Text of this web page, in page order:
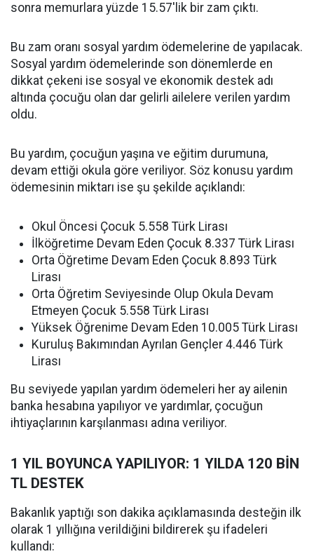
sonra memurlara yüzde 15.57'lik bir zam çıktı.
Bu zam oranı sosyal yardım ödemelerine de yapılacak.
Sosyal yardım ödemelerinde son dönemlerde en
dikkat çekeni ise sosyal ve ekonomik destek adı
altında çocuğu olan dar gelirli ailelere verilen yardım
oldu.
Bu yardım, çocuğun yaşına ve eğitim durumuna,
devam ettiği okula göre veriliyor. Söz konusu yardım
ödemesinin miktarı ise şu şekilde açıklandı:
Okul Öncesi Çocuk 5.558 Türk Lirası
İlköğretime Devam Eden Çocuk 8.337 Türk Lirası
Orta Öğretime Devam Eden Çocuk 8.893 Türk
Lirası
Orta Öğretim Seviyesinde Olup Okula Devam
Etmeyen Çocuk 5.558 Türk Lirası
Yüksek Öğrenime Devam Eden 10.005 Türk Lirası
Kuruluş Bakımından Ayrılan Gençler 4.446 Türk
Lirası
Bu seviyede yapılan yardım ödemeleri her ay ailenin
banka hesabına yapılıyor ve yardımlar, çocuğun
ihtiyaçlarının karşılanması adına veriliyor.
1 YIL BOYUNCA YAPILIYOR: 1 YILDA 120 BİN
TL DESTEK
Bakanlık yaptığı son dakika açıklamasında desteğin ilk
olarak 1 yıllığına verildiğini bildirerek şu ifadeleri
kullandı: